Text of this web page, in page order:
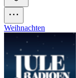
Weihnachten